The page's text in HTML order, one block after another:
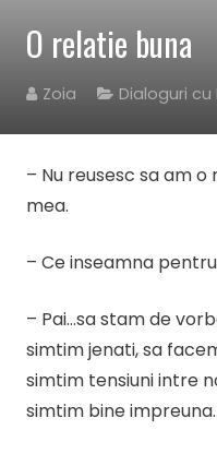
CONTACT
O relatie buna
Zoia Dialoguri cu
– Nu reusesc sa am
mea.
– Ce inseamna
– Pai…sa stam de
simtim jenati, sa
simtim tensiuni intre
simtim bine impreuna.